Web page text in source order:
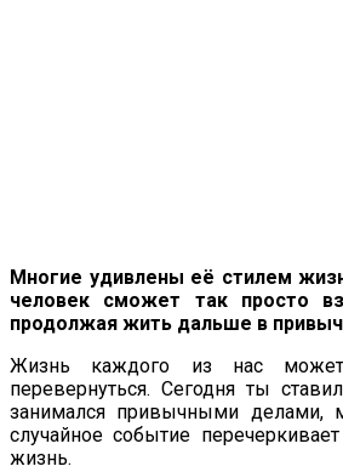
Многие удивлены её стилем
человек сможет так просто
продолжая жить дальше в
Жизнь каждого из нас
перевернуться. Сегодня ты
занимался привычными делами,
случайное событие
жизнь.